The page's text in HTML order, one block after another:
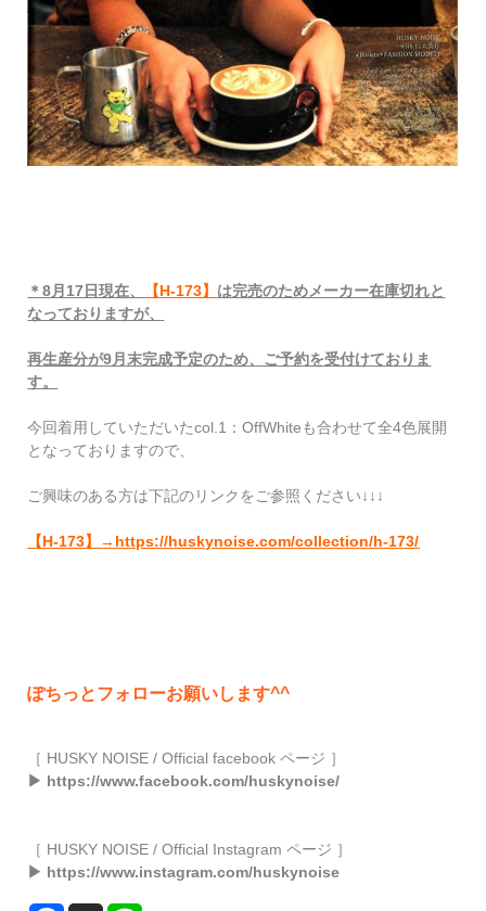
＊8月17日現在、 【H-173】 は完売のためメーカー在庫切れと
なっておりますが、
再生産分が9月末完成予定のため、ご予約を受付けておりま
す。
今回着用していただいたcol.1：OffWhiteも合わせて全4色展開
となっておりますので、
ご興味のある方は下記のリンクをご参照ください↓↓↓
【H-173】→ https://huskynoise.com/collection/h-173/
ぽちっとフォローお願いします^^
［ HUSKY NOISE / Official facebook ページ ］
▶ https://www.facebook.com/huskynoise/
［ HUSKY NOISE / Official Instagram ページ ］
▶ https://www.instagram.com/huskynoise